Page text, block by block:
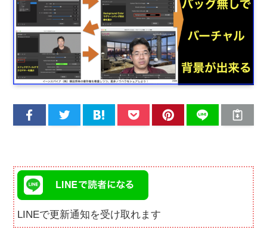
LINEで更新通知を受け取れます